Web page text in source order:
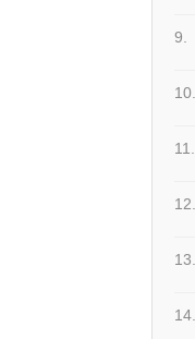
9.
10.
11.
12.
13.
14.